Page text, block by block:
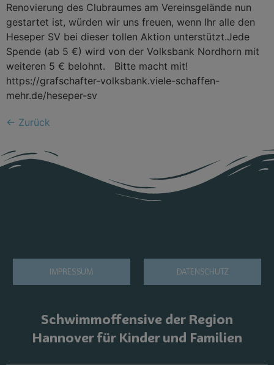
Renovierung des Clubraumes am Vereinsgelände nun
gestartet ist, würden wir uns freuen, wenn Ihr alle den
Heseper SV bei dieser tollen Aktion unterstützt.Jede
Spende (ab 5 €) wird von der Volksbank Nordhorn mit
weiteren 5 € belohnt. Bitte macht mit!
https://grafschafter-volksbank.viele-schaffen-
mehr.de/heseper-sv
← Zurück
IMPRESSUM DATENSCHUTZ
Schwimmoffensive der Region
Hannover für Kinder und Familien